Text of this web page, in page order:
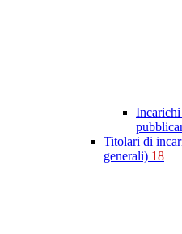
Titolari di
generali) 18